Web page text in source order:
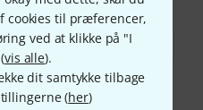
cookies til præferencer,
ved at klikke på "I
vis alle).
dit samtykke tilbage
(her)